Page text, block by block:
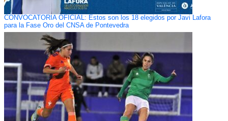
CONVOCATORIA OFICIAL: Estos son los 18 elegidos por Javi Lafora
para la Fase Oro del CNSA de Pontevedra